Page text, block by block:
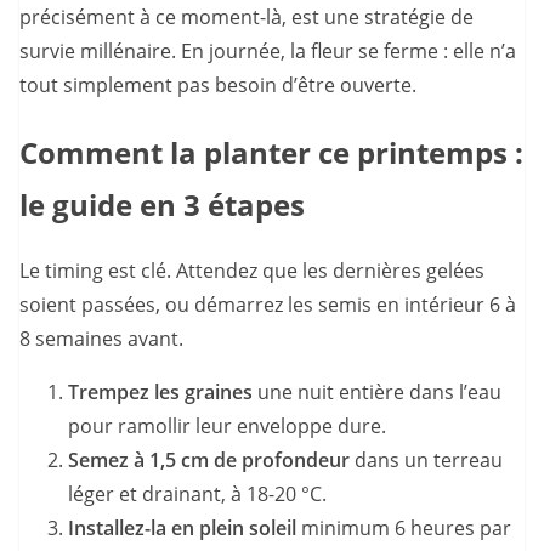
précisément à ce moment-là, est une stratégie de
survie millénaire. En journée, la fleur se ferme : elle n’a
tout simplement pas besoin d’être ouverte.
Comment la planter ce printemps :
le guide en 3 étapes
Le timing est clé. Attendez que les dernières gelées
soient passées, ou démarrez les semis en intérieur 6 à
8 semaines avant.
Trempez les graines une nuit entière dans l’eau
pour ramollir leur enveloppe dure.
Semez à 1,5 cm de profondeur dans un terreau
léger et drainant, à 18-20 °C.
Installez-la en plein soleil minimum 6 heures par